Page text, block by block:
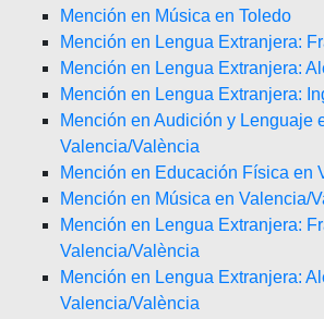
Mención en Música en Toledo
Mención en Lengua Extranjera:
Mención en Lengua Extranjera:
Mención en Lengua Extranjera:
Mención en Audición y Lenguaje
Valencia/València
Mención en Educación Física en
Mención en Música en Valencia/
Mención en Lengua Extranjera:
Valencia/València
Mención en Lengua Extranjera:
Valencia/València